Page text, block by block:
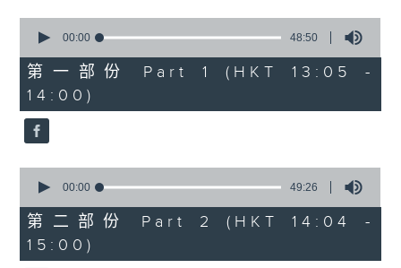
1400-1500
[精神科醫學院系列]
主題：長者情緒健康
嘉賓：潘佩璆醫生(精神科專科醫生)
seconds
48
minutes,
50
seconds
00:00 48:50
第一部份 Part 1 (HKT 13:05 -
14:00)
seconds
49
minutes,
26
seconds
00:00 49:26
第二部份 Part 2 (HKT 14:04 -
15:00)